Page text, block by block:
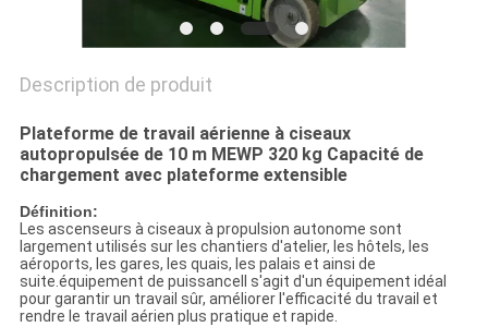
CONFIDENTIALITÉ
Description de produit
Plateforme de travail aérienne à ciseaux
autopropulsée de 10 m MEWP 320 kg Capacité de
chargement avec plateforme extensible
Définition:
Les ascenseurs à ciseaux à propulsion autonome sont
largement utilisés sur les chantiers d'atelier, les hôtels, les
aéroports, les gares, les quais, les palais et ainsi de
suite.équipement de puissanceIl s'agit d'un équipement idéal
pour garantir un travail sûr, améliorer l'efficacité du travail et
rendre le travail aérien plus pratique et rapide.